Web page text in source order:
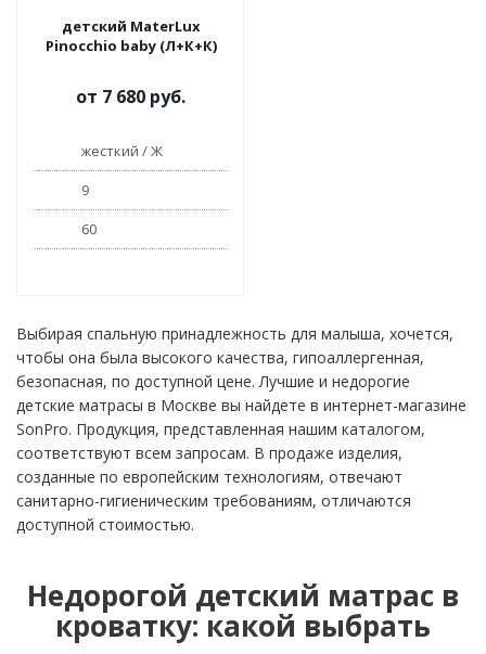
детский MaterLux
Pinocchio baby (Л+К+К)
от 7 680 руб.
жесткий / Ж
9
60
Выбирая спальную принадлежность для малыша, хочется,
чтобы она была высокого качества, гипоаллергенная,
безопасная, по доступной цене. Лучшие и недорогие
детские матрасы в Москве вы найдете в интернет-магазине
SonPro. Продукция, представленная нашим каталогом,
соответствуют всем запросам. В продаже изделия,
созданные по европейским технологиям, отвечают
санитарно-гигиеническим требованиям, отличаются
доступной стоимостью.
Недорогой детский матрас в
кроватку: какой выбрать